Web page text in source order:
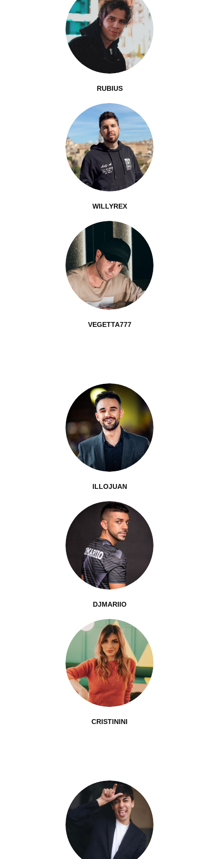
RUBIUS
WILLYREX
VEGETTA777
ILLOJUAN
DJMARIIO
CRISTININI